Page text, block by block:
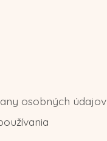
osobných údajov